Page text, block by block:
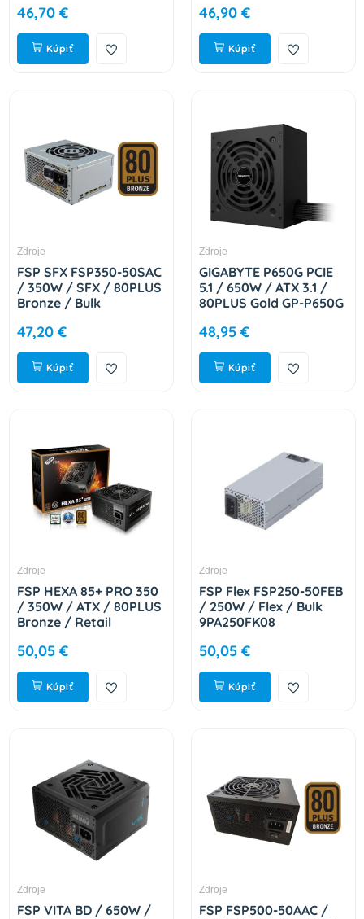
46,70 €
Kúpiť
46,90 €
Kúpiť
Zdroje
FSP SFX FSP350-50SAC
/ 350W / SFX / 80PLUS
Bronze / Bulk
47,20 €
Kúpiť
Zdroje
GIGABYTE P650G PCIE
5.1 / 650W / ATX 3.1 /
80PLUS Gold GP-P650G
48,95 €
Kúpiť
Zdroje
FSP HEXA 85+ PRO 350
/ 350W / ATX / 80PLUS
Bronze / Retail
50,05 €
Kúpiť
Zdroje
FSP Flex FSP250-50FEB
/ 250W / Flex / Bulk
9PA250FK08
50,05 €
Kúpiť
Zdroje
FSP VITA BD / 650W /
Zdroje
FSP FSP500-50AAC /